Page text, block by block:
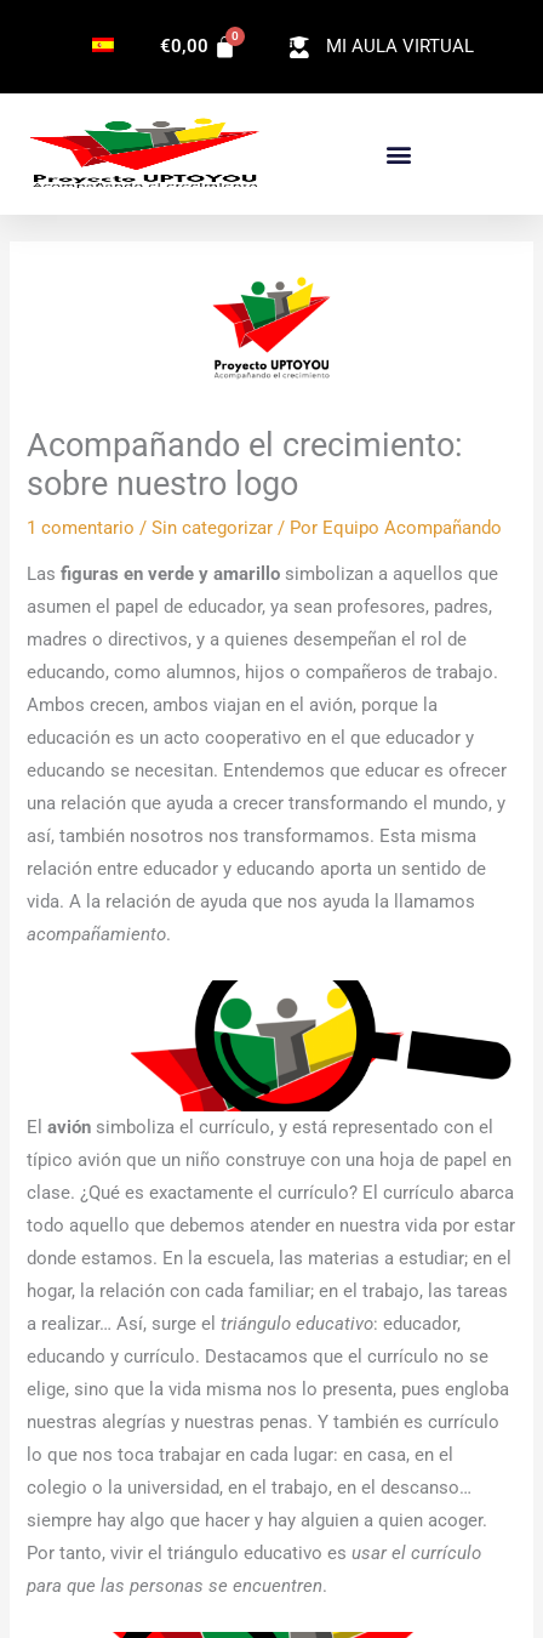
MI AULA VIRTUAL
€0,00
Acompañando el crecimiento:
sobre nuestro logo
1 comentario /Sin categorizar / Por Equipo Acompañando
Lasfiguras en verde y amarillo simbolizan a aquellos que
asumen el papel de educador, ya sean profesores, padres,
madres o directivos, y a quienes desempeñan el rol de
educando, como alumnos, hijos o compañeros de trabajo.
Ambos crecen, ambos viajan en el avión, porque la
educación es un acto cooperativo en el que educador y
educando se necesitan. Entendemos que educar es ofrecer
una relación que ayuda a crecer transformando el mundo, y
así, también nosotros nos transformamos. Esta misma
relación entre educador y educando aporta un sentido de
vida. A la relación de ayuda que nos ayuda la llamamos
acompañamiento.
Elavión simboliza el currículo, y está representado con el
típico avión que un niño construye con una hoja de papel en
clase. ¿Qué es exactamente el currículo? El currículo abarca
todo aquello que debemos atender en nuestra vida por estar
donde estamos. En la escuela, las materias a estudiar; en el
hogar, la relación con cada familiar; en el trabajo, las tareas
a realizar… Así, surge eltriángulo educativo: educador,
educando y currículo. Destacamos que el currículo no se
elige, sino que la vida misma nos lo presenta, pues engloba
nuestras alegrías y nuestras penas. Y también es currículo
lo que nos toca trabajar en cada lugar: en casa, en el
colegio o la universidad, en el trabajo, en el descanso…
siempre hay algo que hacer y hay alguien a quien acoger.
Por tanto, vivir el triángulo educativo esusar el currículo
para que las personas se encuentren.